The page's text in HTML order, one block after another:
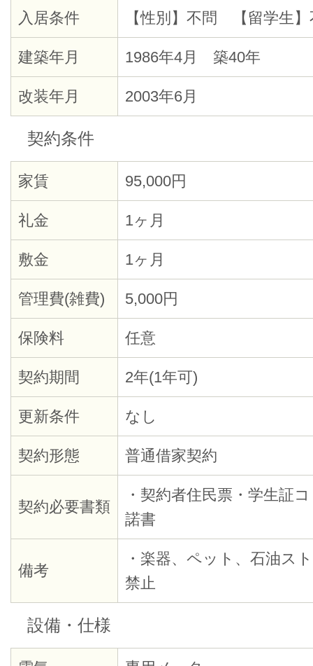
入居条件 【性別】不問 【留学生】
建築年月 1986年4月 築40年
改装年月 2003年6月
契約条件
家賃 95,000円
礼金 1ヶ月
敷金 1ヶ月
管理費(雑費) 5,000円
保険料 任意
契約期間 2年(1年可)
更新条件 なし
契約形態 普通借家契約
契約必要書類
・契約者住民票・学生証
諾書
備考
・楽器、ペット、石油ス
禁止
設備・仕様